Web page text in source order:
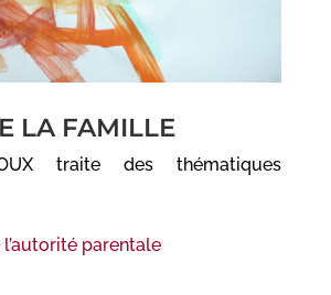
LA FAMILLE
traite des thématiques
l’autorité parentale